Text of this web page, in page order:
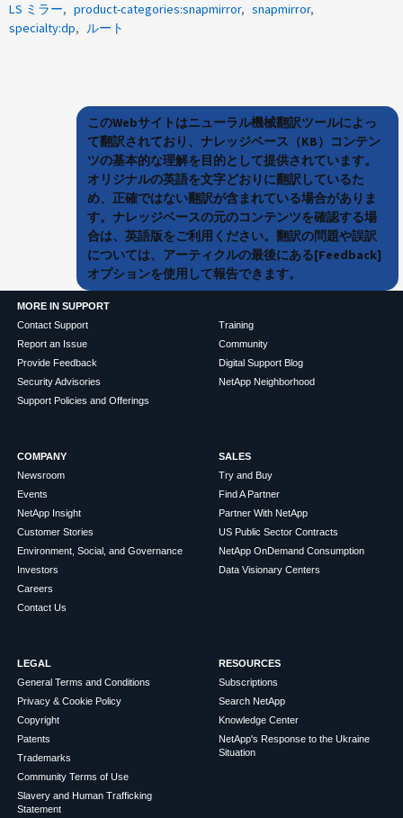
LS ミラー
product-categories:snapmirror
snapmirror
specialty:dp
ルート
このWebサイトはニューラル機械翻訳ツールによっ
て翻訳されており、ナレッジベース（KB）コンテン
ツの基本的な理解を目的として提供されています。
オリジナルの英語を文字どおりに翻訳しているた
め、正確ではない翻訳が含まれている場合がありま
す。ナレッジベースの元のコンテンツを確認する場
合は、英語版をご利用ください。翻訳の問題や誤訳
については、アーティクルの最後にある[Feedback]
オプションを使用して報告できます。
MORE IN SUPPORT
Contact Support
Report an Issue
Provide Feedback
Security Advisories
Support Policies and Offerings
Training
Community
Digital Support Blog
NetApp Neighborhood
COMPANY
Newsroom
Events
NetApp Insight
Customer Stories
Environment, Social, and Governance
Investors
Careers
Contact Us
SALES
Try and Buy
Find A Partner
Partner With NetApp
US Public Sector Contracts
NetApp OnDemand Consumption
Data Visionary Centers
LEGAL
General Terms and Conditions
Privacy & Cookie Policy
Copyright
Patents
Trademarks
Community Terms of Use
Slavery and Human Trafficking
Statement
RESOURCES
Subscriptions
Search NetApp
Knowledge Center
NetApp's Response to the Ukraine
Situation